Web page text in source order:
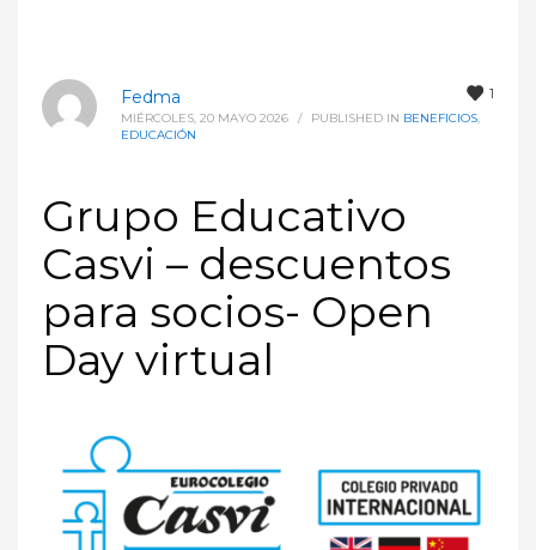
1
Fedma
MIÉRCOLES, 20 MAYO 2026 / PUBLISHED IN BENEFICIOS
EDUCACIÓN
Grupo Educativo
Casvi – descuentos
para socios- Open
Day virtual